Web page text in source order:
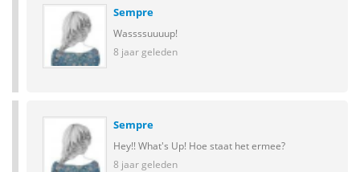
Sempre
Wassssuuuup!
8 jaar geleden
Sempre
Hey!! What's Up! Hoe staat het ermee?
8 jaar geleden